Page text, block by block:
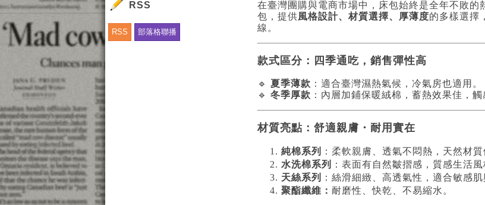
在臺灣團購與電商市場中，床包始終是全年不敗
包，提供風格設計、材質選擇、厚薄度的多樣選擇
線。
款式區分：四季通吃，銷售彈性高
🔹 夏季薄款 ：適合臺灣濕熱氣候，冷氣房也適用。
🔹 冬季厚款 ：內層加鋪保暖絨棉，蓄熱效果佳，
材質亮點：舒適親膚・耐用實在
純棉系列
：柔軟親膚、透氣不悶熱，天然材
水洗棉系列
：表面有自然皺摺感，質感生活
天絲系列
：絲滑細緻、高透氣性，適合敏感肌
聚酯纖維： 耐磨性、快乾、不易縮水。
RSS
RSS 部落格聯播